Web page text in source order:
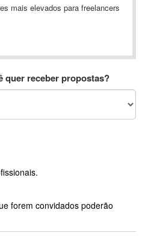
mais elevados para freelancers
quer receber propostas?
forem convidados poderão